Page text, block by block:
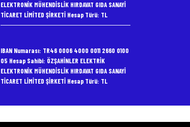
ELEKTRONİK MÜHENDİSLİK HIRDAVAT GIDA SANAYİ
TİCARET LİMİTED ŞİRKETİ Hesap Türü: TL
IBAN Numarası: TR46 0006 4000 0011 2660 0100
05 Hesap Sahibi: ÖZŞAHİNLER ELEKTRİK
ELEKTRONİK MÜHENDİSLİK HIRDAVAT GIDA SANAYİ
TİCARET LİMİTED ŞİRKETİ Hesap Türü: TL